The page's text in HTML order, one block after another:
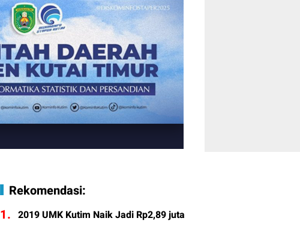
Rekomendasi:
1. 2019 UMK Kutim Naik Jadi Rp2,89 juta